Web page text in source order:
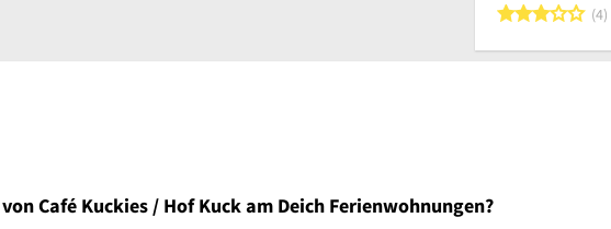
3
4
Café Kuckies / Hof Kuck am Deich Ferienwohnungen?